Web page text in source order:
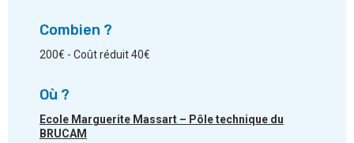
Combien ?
200€ - Coût réduit 40€
Où ?
Ecole Marguerite Massart – Pôle technique du
BRUCAM